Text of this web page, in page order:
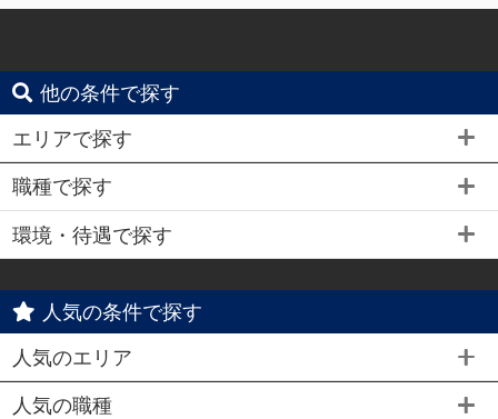
他の条件で探す
エリアで探す
職種で探す
環境・待遇で探す
人気の条件で探す
人気のエリア
人気の職種